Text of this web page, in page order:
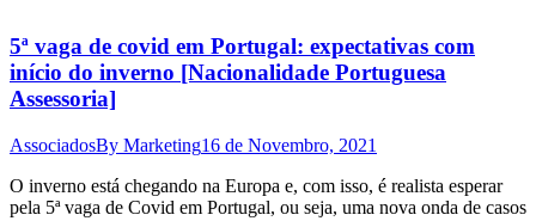
5ª vaga de covid em Portugal: expectativas com
início do inverno [Nacionalidade Portuguesa
Assessoria]
AssociadosBy Marketing16 de Novembro, 2021
O inverno está chegando na Europa e, com isso, é realista esperar
pela 5ª vaga de Covid em Portugal, ou seja, uma nova onda de casos